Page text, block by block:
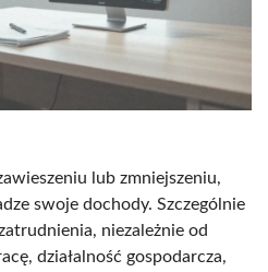
lub zmniejszeniu,
swoje dochody. Szczególnie
niezależnie od
działalność gospodarcza,